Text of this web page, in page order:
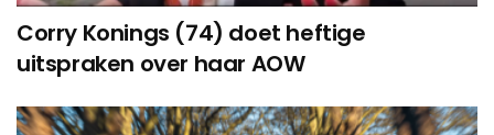
Corry Konings (74) doet heftige
uitspraken over haar AOW